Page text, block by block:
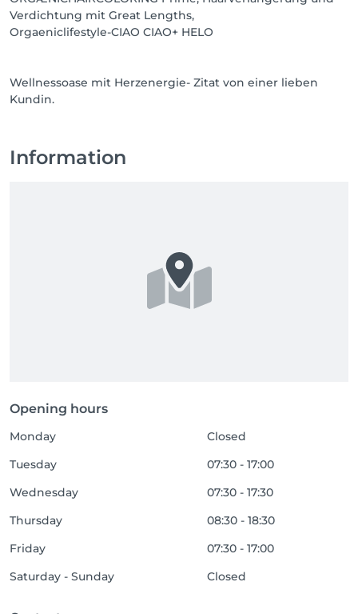
Verdichtung mit Great Lengths,
Orgaeniclifestyle-CIAO CIAO+ HELO
Wellnessoase mit Herzenergie- Zitat von einer lieben
Kundin.
Information
Opening hours
Monday
Closed
Tuesday
07:30 - 17:00
Wednesday
07:30 - 17:30
Thursday
08:30 - 18:30
Friday
07:30 - 17:00
Saturday - Sunday
Closed